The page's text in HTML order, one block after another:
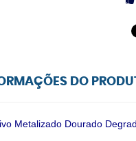
DO
Metalizado Dourado